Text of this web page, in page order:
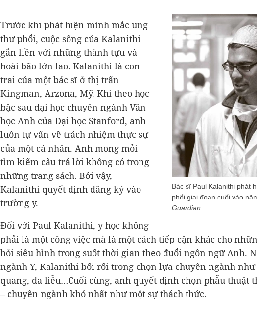
Bác sĩ Paul Kalanithi phát
phổi giai đoạn cuối vào
Guardian.
Trước khi phát hiện mình mắc ung
thư phổi, cuộc sống của Kalanithi
gắn liền với những thành tựu và
hoài bão lớn lao. Kalanithi là con
trai của một bác sĩ ở thị trấn
Kingman, Arzona, Mỹ. Khi theo học
bậc sau đại học chuyên ngành Văn
học Anh của Đại học Stanford, anh
luôn tự vấn về trách nhiệm thực sự
của một cá nhân. Anh mong mỏi
tìm kiếm câu trả lời không có trong
những trang sách. Bởi vậy,
Kalanithi quyết định đăng ký vào
trường y.
Đối với Paul Kalanithi, y học không
phải là một công việc mà là một cách tiếp cận khác cho
hỏi siêu hình trong suốt thời gian theo đuổi ngôn ngữ Anh.
ngành Y, Kalanithi bối rối trong chọn lựa chuyên ngành như
quang, da liễu…Cuối cùng, anh quyết định chọn phẫu thuật
– chuyên ngành khó nhất như một sự thách thức.